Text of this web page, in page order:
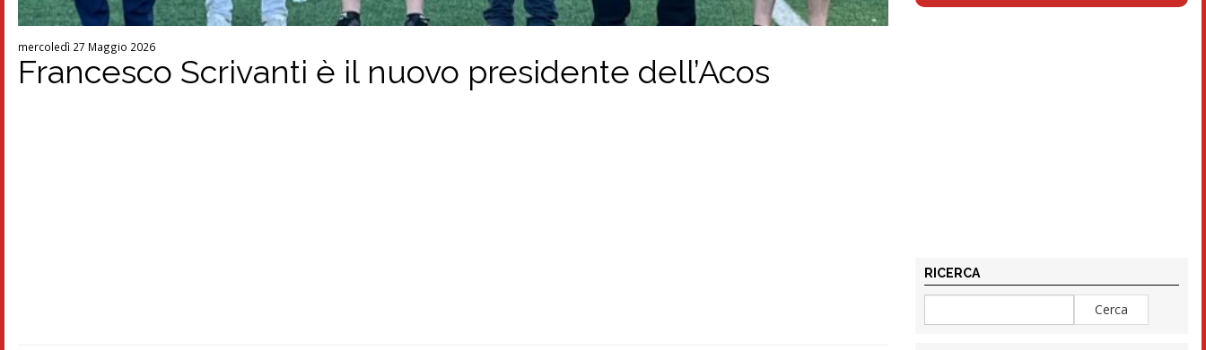
mercoledì 27 Maggio 2026
Francesco Scrivanti è il nuovo presidente dell’Acos
RICERCA